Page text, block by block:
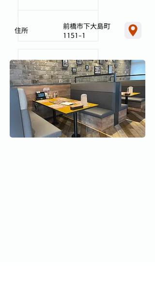
前橋市下大島町
1151-1
住所